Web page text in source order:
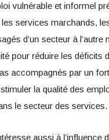
vulnérable et informel
les services marchands,
d’un secteur à l’autre
pour réduire les déficits
accompagnés par un
la qualité des
le secteur des services.
aussi à l’influence